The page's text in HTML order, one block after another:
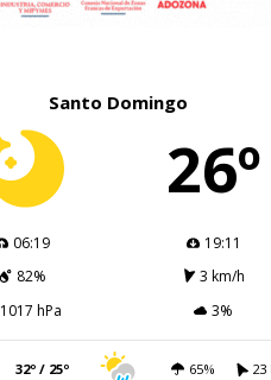
Santo Domingo
26º
06:19
19:11
82%
3 km/h
1017 hPa
3%
32º / 25º 65%